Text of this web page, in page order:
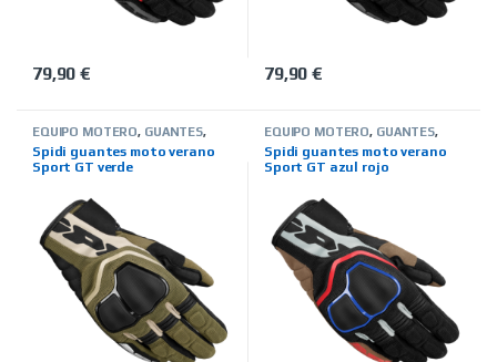
79,90€
Este producto tiene múltiples variantes. Las opciones se
79,90€
Este producto tiene múltiples
EQUIPO MOTERO, GUANTES,
HOMBRE
ON LINE,VERANO
Spidi guantes moto verano
Sport GT verde
EQUIPO MOTERO, GUANTES,
HOMBRE
ON LINE,VERANO
Spidi guantes moto verano
Sport GT azul rojo